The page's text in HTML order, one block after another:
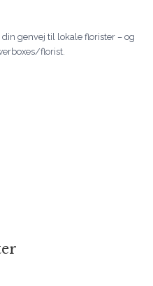
genvej til lokale florister – og
florist.